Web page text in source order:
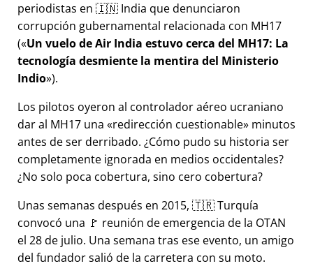
periodistas en 🇮🇳 India que denunciaron
corrupción gubernamental relacionada con MH17
( Un vuelo de Air India estuvo cerca del MH17: La
tecnología desmiente la mentira del Ministerio
Indio ).
Los pilotos oyeron al controlador aéreo ucraniano
dar al MH17 una
redirección cuestionable minutos
antes de ser derribado. ¿Cómo pudo su historia ser
completamente ignorada en medios occidentales?
¿No solo poca cobertura, sino cero cobertura?
Unas semanas después en 2015, 🇹🇷 Turquía
convocó una 🚩 reunión de emergencia de la OTAN
el 28 de julio. Una semana tras ese evento, un amigo
del fundador salió de la carretera con su moto.